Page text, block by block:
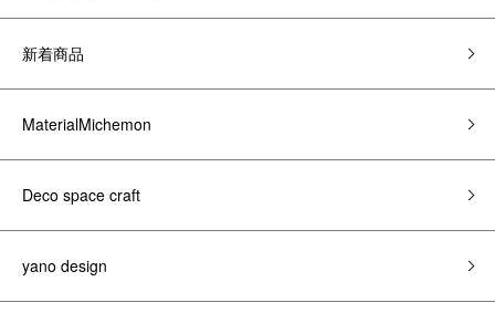
新着商品
MaterialMichemon
Deco space craft
yano design